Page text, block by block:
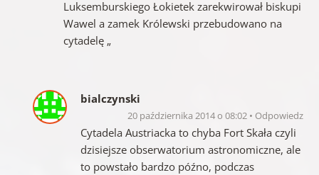
Luksemburskiego Łokietek zarekwirował biskupi
Wawel a zamek Królewski przebudowano na
cytadelę „
bialczynski
20 października 2014 o 08:02 Odpowiedz
Cytadela Austriacka to chyba Fort Skała czyli
dzisiejsze obserwatorium astronomiczne, ale
to powstało bardzo późno, podczas